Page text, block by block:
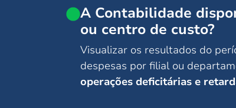
A Contabilidade
ou centro de custo?
Visualizar os resultados do
despesas por filial ou
operações deficitárias e